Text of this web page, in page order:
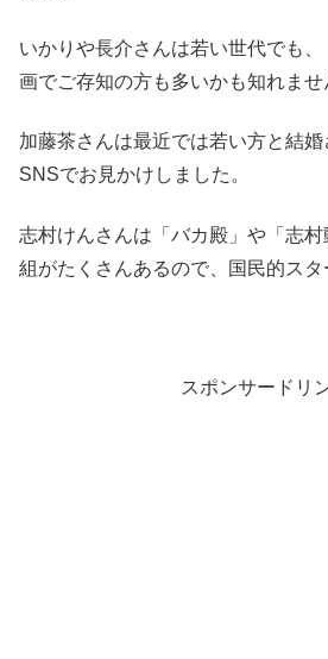
いかりや長介さんは若い世代でも
画でご存知の方も多いかも知れませ
加藤茶さんは最近では若い方と結
SNSでお見かけしました。
志村けんさんは「バカ殿」や「志
組がたくさんあるので、国民的ス
スポンサードリ